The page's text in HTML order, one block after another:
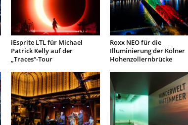
iEsprite LTL für Michael
Patrick Kelly auf der
„Traces“-Tour
Roxx NEO für die
Illuminierung der Kölner
Hohenzollernbrücke